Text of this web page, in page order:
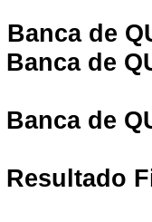
Banca de
Banca de
Banca de
Resultado